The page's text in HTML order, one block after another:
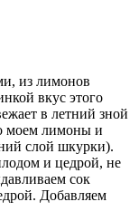
из лимонов
вкус этого
в летний зной
моем лимоны и
слой шкурки).
и цедрой, не
сок
Добавляем